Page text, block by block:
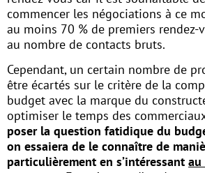
commencer les négociations à ce
au moins 70 % de premiers
au nombre de contacts bruts.
Cependant, un certain nombre de
être écartés sur le critère de la
budget avec la marque du
optimiser le temps des
poser la question fatidique du
on essaiera de le connaître de
particulièrement en s’intéressant au